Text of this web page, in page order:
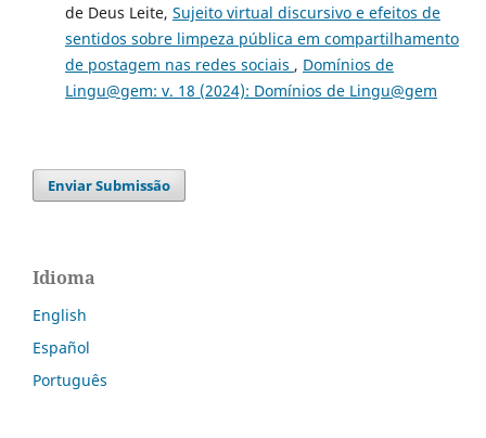
de Deus Leite, Sujeito virtual discursivo e efeitos de
sentidos sobre limpeza pública em compartilhamento
de postagem nas redes sociais , Domínios de
Lingu@gem: v. 18 (2024): Domínios de Lingu@gem
Enviar Submissão
Idioma
English
Español
Português